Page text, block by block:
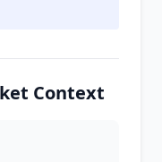
Context